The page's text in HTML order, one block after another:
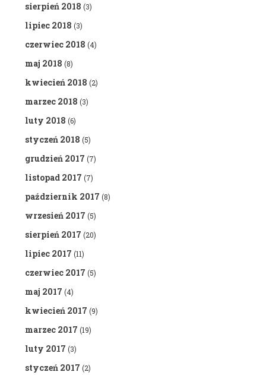
sierpień 2018 (3)
lipiec 2018 (3)
czerwiec 2018 (4)
maj 2018 (8)
kwiecień 2018 (2)
marzec 2018 (3)
luty 2018 (6)
styczeń 2018 (5)
grudzień 2017 (7)
listopad 2017 (7)
październik 2017 (8)
wrzesień 2017 (5)
sierpień 2017 (20)
lipiec 2017 (11)
czerwiec 2017 (5)
maj 2017 (4)
kwiecień 2017 (9)
marzec 2017 (19)
luty 2017 (3)
styczeń 2017 (2)